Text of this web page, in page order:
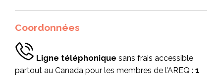
Coordonnées
Ligne téléphonique sans frais accessible
partout au Canada pour les membres de l’AREQ : 1